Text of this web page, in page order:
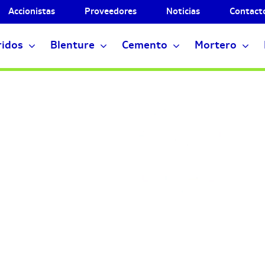
Accionistas Proveedores Noticias
Blenture Cemento Mortero